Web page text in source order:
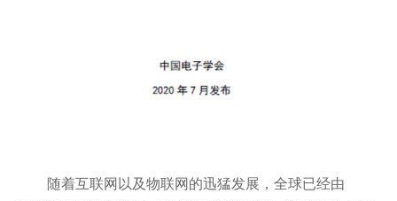
随着互联网以及物联网的迅猛发展，全球已经由